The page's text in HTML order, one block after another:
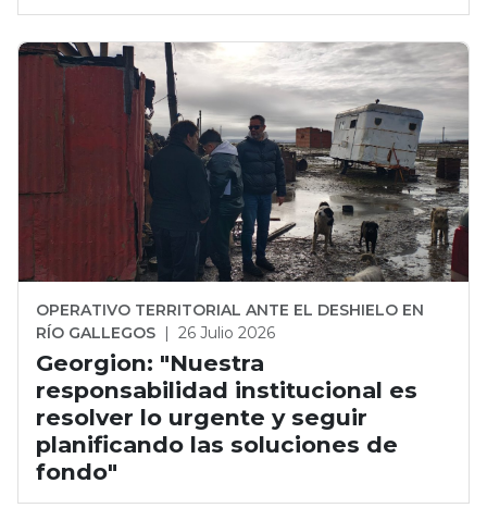
OPERATIVO TERRITORIAL ANTE EL DESHIELO EN
RÍO GALLEGOS | 26 Julio 2026
Georgion: "Nuestra
responsabilidad institucional es
resolver lo urgente y seguir
planificando las soluciones de
fondo"